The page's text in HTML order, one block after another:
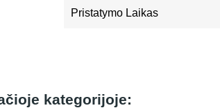
Pristatymo Laikas
kategorijoje: